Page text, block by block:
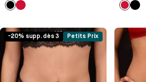
-20% supp. dès 3 Petits Prix